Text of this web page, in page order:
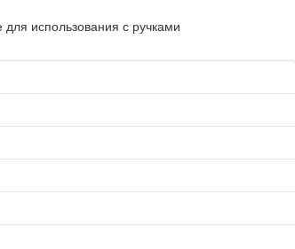
использования с ручками